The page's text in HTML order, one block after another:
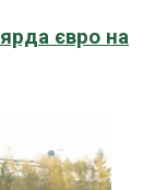
євро на